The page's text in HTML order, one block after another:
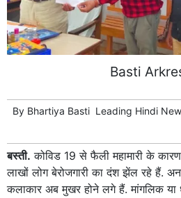
Basti
By Bhartiya Basti Leading Hindi
बस्ती. कोविड 19 से फैली महामारी के
लाखों लोग बेरोजगारी का दंश झेंल रहे हैं.
कलाकार अब मुखर होने लगे हैं. मांगलिक या